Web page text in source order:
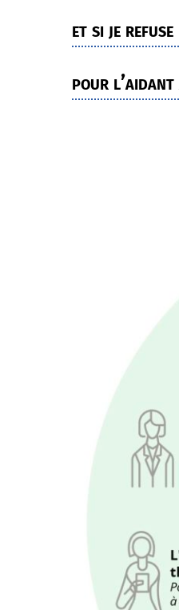
et si je refuse
pour